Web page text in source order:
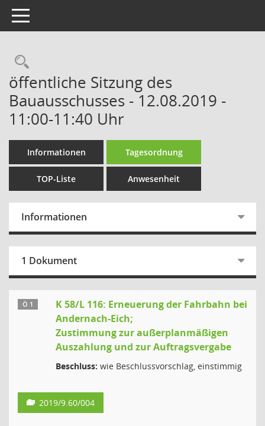
Toggle navigation
Rechercheauswahl
öffentliche Sitzung des
Bauausschusses - 12.08.2019 -
11:00-11:40 Uhr
Informationen Tagesordnung
TOP-Liste Anwesenheit
Informationen
1 Dokument
Ö 1
K 58/L 116: Erneuerung der Fahrbahn bei
Andernach-Eich;
Zustimmung zur außerplanmäßigen
Auszahlung und zur Auftragsvergabe
Beschluss: wie Beschlussvorschlag, einstimmig
2019/9.60/004